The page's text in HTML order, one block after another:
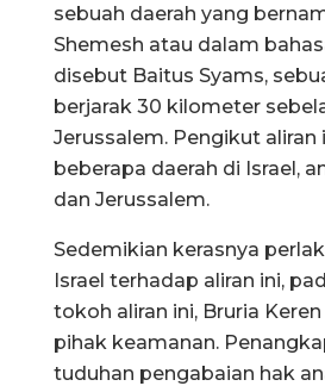
sebuah daerah yang
Shemesh atau dalam
disebut Baitus Syams,
berjarak 30 kilometer
Jerussalem. Pengikut aliran
beberapa daerah di Israel,
dan Jerussalem.
Sedemikian kerasnya
Israel terhadap aliran ini,
tokoh aliran ini, Bruria
pihak keamanan.
tuduhan pengabaian hak